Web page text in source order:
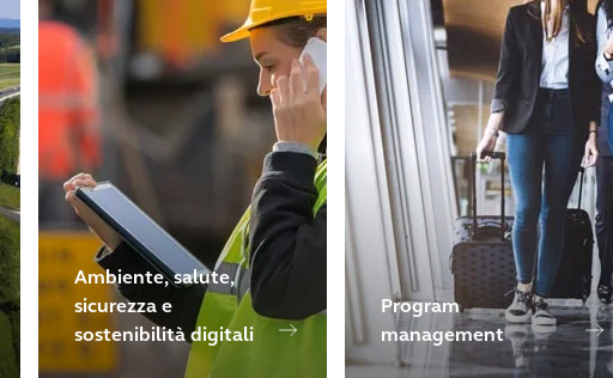
Ambiente, salute,
sicurezza e
sostenibilità digitali
Program
management